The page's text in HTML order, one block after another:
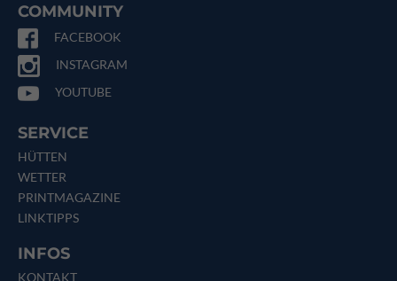
COMMUNITY
FACEBOOK
INSTAGRAM
YOUTUBE
SERVICE
HÜTTEN
WETTER
PRINTMAGAZINE
LINKTIPPS
INFOS
KONTAKT